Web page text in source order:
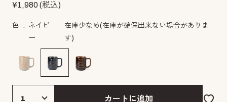
¥1,980(税込)
色
ネイビ
ー
在庫少なめ(在庫が確保出来ない場合がありま
す)
カートに追加